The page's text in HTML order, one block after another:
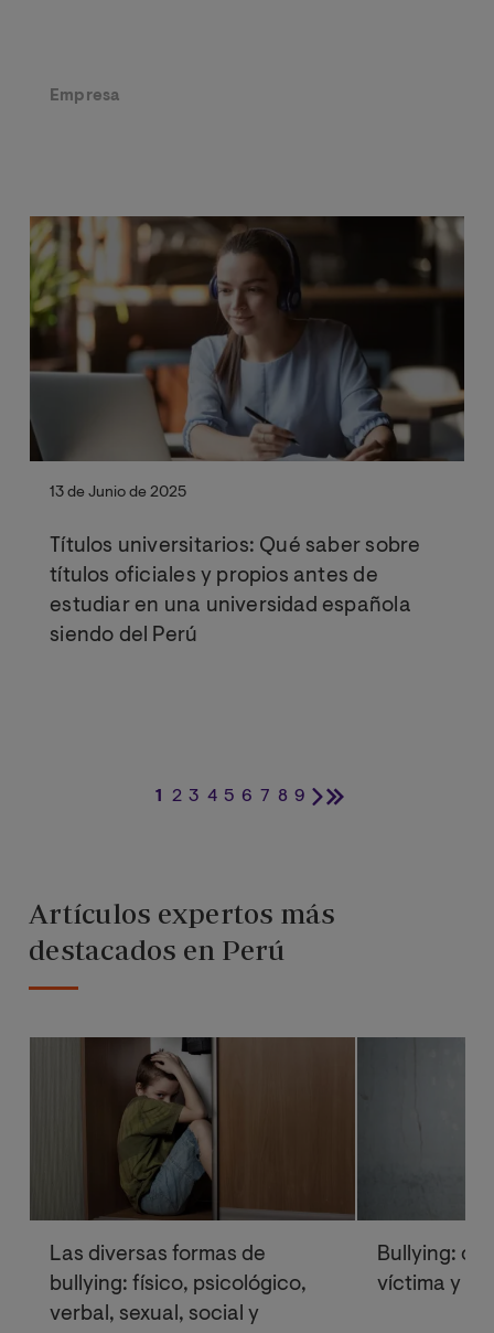
Empresa
13 de Junio de 2025
Títulos universitarios: Qué saber sobre
títulos oficiales y propios antes de
estudiar en una universidad española
siendo del Perú
Página
1 Página
2 Página
3 Página
4 Página
5 Página
6 Página
7 Página
8 Página
9
Siguiente
Última
Artículos expertos más
destacados en Perú
Las diversas formas de
bullying: físico, psicológico,
verbal, sexual, social y
Bullying:
víctima y el